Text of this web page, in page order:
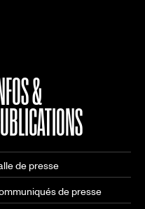
&
de presse
de presse